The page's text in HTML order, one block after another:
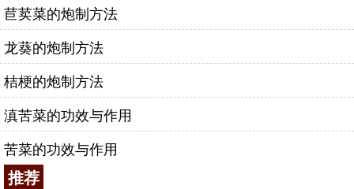
苣荬菜的炮制方法
龙葵的炮制方法
桔梗的炮制方法
滇苦菜的功效与作用
苦菜的功效与作用
推荐